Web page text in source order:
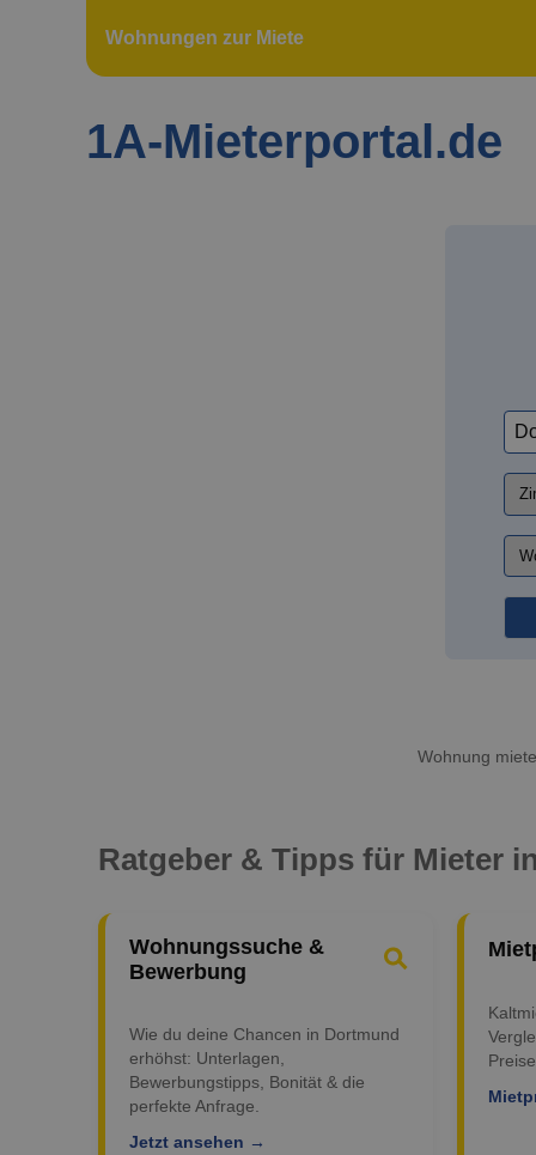
Wohnungen zur Miete
1A-Mieterportal.de
Wohnung
Ratgeber & Tipps für Mieter
Wohnungssuche &
Bewerbung
Wie du deine Chancen in Dortmund
erhöhst: Unterlagen,
Bewerbungstipps, Bonität & die
perfekte Anfrage.
Jetzt ansehen →